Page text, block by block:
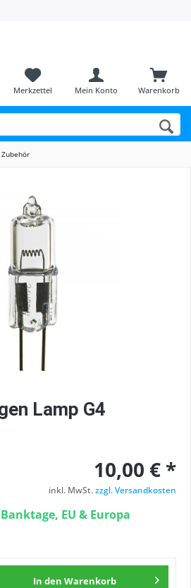
Warenkorb
Merkzettel Mein Konto
Lamp G4
10,00 € *
inkl. MwSt.zzgl. Versandkosten
EU & Europa
In den Warenkorb